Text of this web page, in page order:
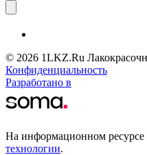
© 2026 1LKZ.Ru
Конфиденциальность
Разработано в
На информационном
технологии.